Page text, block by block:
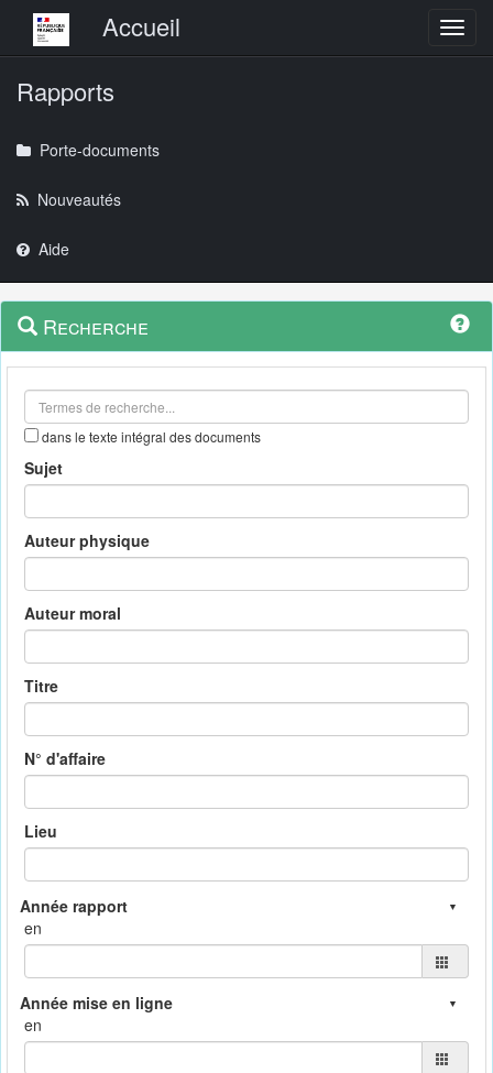
Menu principalAccueil
Rapports
Porte-documents
Nouveautés
Aide
Navigation
outils
Menu
contextuel
Recherche
dans le texte intégral des documents
Sujet
Auteur physique
Auteur moral
Titre
N° d'affaire
Lieu
en
en